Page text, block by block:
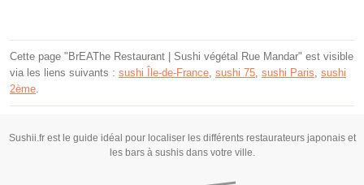
Cette page "BrEAThe Restaurant | Sushi végétal Rue Mandar" est visible
via les liens suivants : sushi Île-de-France sushi 75 sushi Paris sushi
2ème
Sushii.fr est le guide idéal pour localiser les différents restaurateurs japonais et
les bars à sushis dans votre ville.